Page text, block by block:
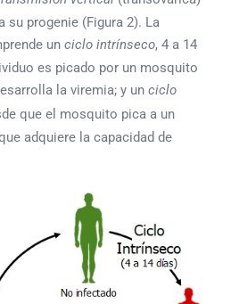
progenie (Figura 2). La
un ciclo intrínseco, 4 a 14
es picado por un mosquito
la viremia; y un ciclo
que el mosquito pica a un
adquiere la capacidad de